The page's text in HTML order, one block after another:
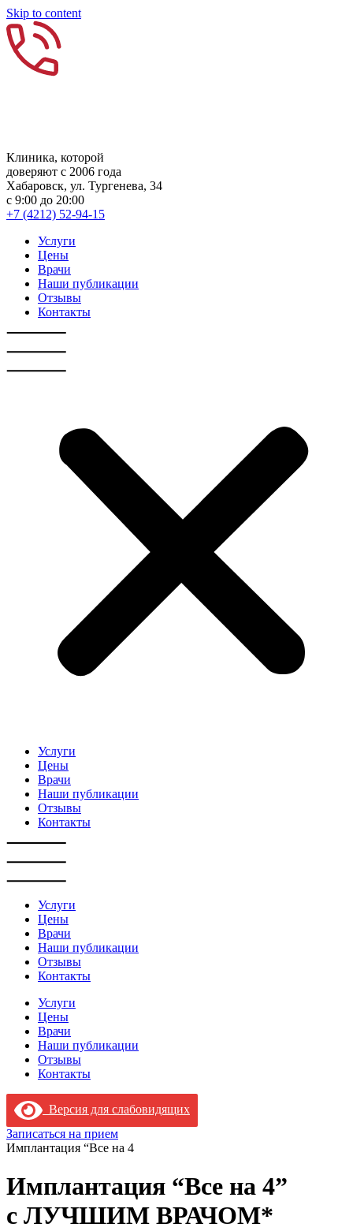
Skip to content
Клиника, которой
доверяют с 2006 года
Хабаровск, ул. Тургенева, 34
с 9:00 до 20:00
+7 (4212) 52-94-15
Услуги
Цены
Врачи
Наши публикации
Отзывы
Контакты
Услуги
Цены
Врачи
Наши публикации
Отзывы
Контакты
Услуги
Цены
Врачи
Наши публикации
Отзывы
Контакты
Услуги
Цены
Врачи
Наши публикации
Отзывы
Контакты
Версия для слабовидящих
Записаться на прием
Имплантация “Все на 4
Имплантация “Все на 4”
с ЛУЧШИМ ВРАЧОМ*